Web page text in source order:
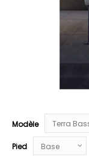
Modèle
Pied